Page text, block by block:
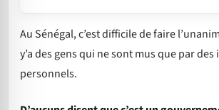
Au Sénégal, c’est difficile de faire
y’a des gens qui ne sont mus que par
personnels.